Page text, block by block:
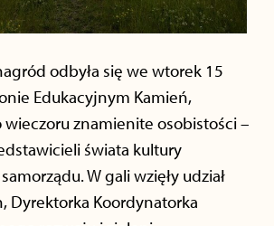
odbyła się we wtorek 15
Edukacyjnym Kamień,
wieczoru znamienite osobistości –
świata kultury
W gali wzięły udział
Dyrektorka Koordynatorka